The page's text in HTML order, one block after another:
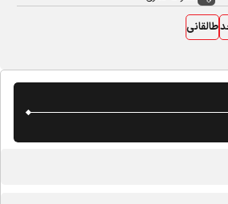
طالقانی